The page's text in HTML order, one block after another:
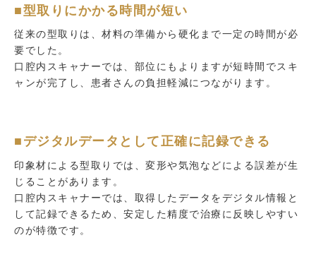
■型取りにかかる時間が短い
従来の型取りは、材料の準備から硬化まで一定の時間が必
要でした。
口腔内スキャナーでは、部位にもよりますが短時間でスキ
ャンが完了し、患者さんの負担軽減につながります。
■デジタルデータとして正確に記録できる
印象材による型取りでは、変形や気泡などによる誤差が生
じることがあります。
口腔内スキャナーでは、取得したデータをデジタル情報と
して記録できるため、安定した精度で治療に反映しやすい
のが特徴です。